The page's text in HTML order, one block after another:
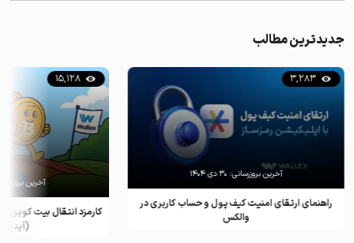
جدیدترین مطالب
راهنمای ارتقای امنیت کیف پول و حساب کاربری در
والکس
3,283
آخرین بروزرسانی: ۳۰ دی ۱۴۰۴
کارمزد انتقال بیت کوین
(آپدیت
15,128
آخرین